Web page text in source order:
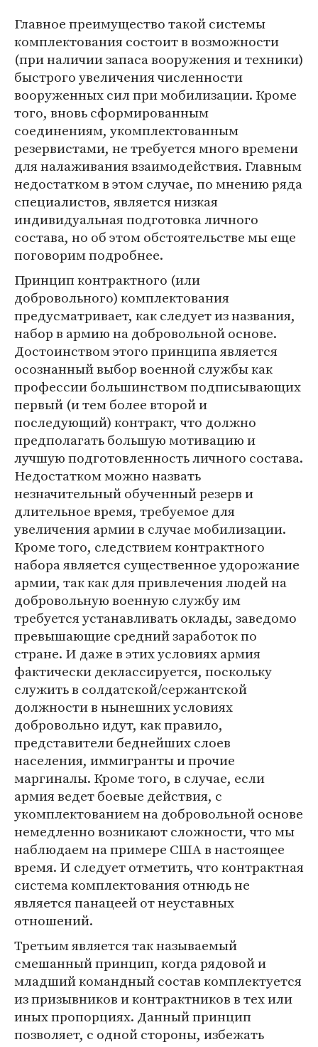
Главное преимущество такой системы
комплектования состоит в возможности
(при наличии запаса вооружения и техники)
быстрого увеличения численности
вооруженных сил при мобилизации. Кроме
того, вновь сформированным
соединениям, укомплектованным
резервистами, не требуется много времени
для налаживания взаимодействия. Главным
недостатком в этом случае, по мнению ряда
специалистов, является низкая
индивидуальная подготовка личного
состава, но об этом обстоятельстве мы еще
поговорим подробнее.
Принцип контрактного (или
добровольного) комплектования
предусматривает, как следует из названия,
набор в армию на добровольной основе.
Достоинством этого принципа является
осознанный выбор военной службы как
профессии большинством подписывающих
первый (и тем более второй и
последующий) контракт, что должно
предполагать большую мотивацию и
лучшую подготовленность личного состава.
Недостатком можно назвать
незначительный обученный резерв и
длительное время, требуемое для
увеличения армии в случае мобилизации.
Кроме того, следствием контрактного
набора является существенное удорожание
армии, так как для привлечения людей на
добровольную военную службу им
требуется устанавливать оклады, заведомо
превышающие средний заработок по
стране. И даже в этих условиях армия
фактически деклассируется, поскольку
служить в солдатской/сержантской
должности в нынешних условиях
добровольно идут, как правило,
представители беднейших слоев
населения, иммигранты и прочие
маргиналы. Кроме того, в случае, если
армия ведет боевые действия, с
укомплектованием на добровольной основе
немедленно возникают сложности, что мы
наблюдаем на примере США в настоящее
время. И следует отметить, что контрактная
система комплектования отнюдь не
является панацеей от неуставных
отношений.
Третьим является так называемый
смешанный принцип, когда рядовой и
младший командный состав комплектуется
из призывников и контрактников в тех или
иных пропорциях. Данный принцип
позволяет, с одной стороны, избежать